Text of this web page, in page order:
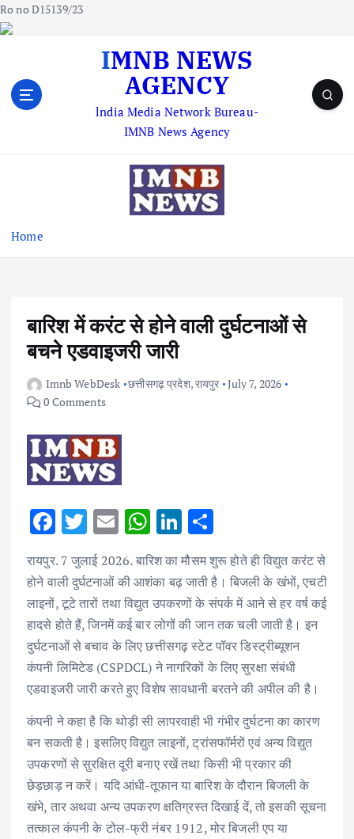
Ro no D15139/23
IMNB NEWS
AGENCY
lndia Media Network Bureau-
IMNB News Agency
Home
बारिश में करंट से होने वाली दुर्घटनाओं से
बचने एडवाइजरी जारी
Imnb WebDesk छत्तीसगढ़ प्रदेश,रायपुर July 7, 2026
0 Comments
F
e
b
o
o
k
T
w
it
te
r
E
ai
l
W
h
at
s
A
p
p
Li
n
k
e
dI
n
ar
e
रायपुर. 7 जुलाई 2026. बारिश का मौसम शुरू होते ही विद्युत करंट से
होने वाली दुर्घटनाओं की आशंका बढ़ जाती है। बिजली के खंभों, एचटी
लाइनों, टूटे तारों तथा विद्युत उपकरणों के संपर्क में आने से हर वर्ष कई
हादसे होते हैं, जिनमें कई बार लोगों की जान तक चली जाती है। इन
दुर्घटनाओं से बचाव के लिए छत्तीसगढ़ स्टेट पॉवर डिस्ट्रीब्यूशन
कंपनी लिमिटेड (CSPDCL) ने नागरिकों के लिए सुरक्षा संबंधी
एडवाइजरी जारी करते हुए विशेष सावधानी बरतने की अपील की है।
कंपनी ने कहा है कि थोड़ी सी लापरवाही भी गंभीर दुर्घटना का कारण
बन सकती है। इसलिए विद्युत लाइनों, ट्रांसफॉर्मरों एवं अन्य विद्युत
उपकरणों से सुरक्षित दूरी बनाए रखें तथा किसी भी प्रकार की
छेड़छाड़ न करें। यदि आंधी-तूफान या बारिश के दौरान बिजली के
खंभे, तार अथवा अन्य उपकरण क्षतिग्रस्त दिखाई दें, तो इसकी सूचना
तत्काल कंपनी के टोल-फ्री नंबर 1912, मोर बिजली एप या